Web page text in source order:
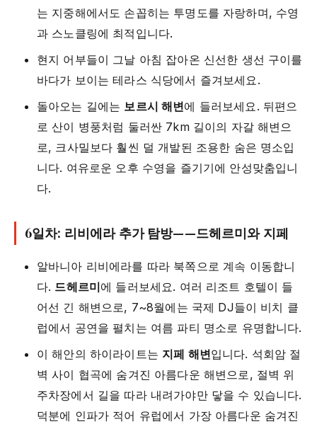
는 지중해에서도 손꼽히는 투명도를 자랑하며, 수영
과 스노클링에 최적입니다.
현지 어부들이 그날 아침 잡아온 신선한 생선 구이를
바다가 보이는 테라스 식당에서 즐겨보세요.
돌아오는 길에는 보르시 해변에 들러보세요. 뒤편으
로 산이 병풍처럼 둘러싼 7km 길이의 자갈 해변으
로, 크사밀보다 훨씬 덜 개발된 조용한 숨은 명소입
니다. 여유로운 오후 수영을 즐기기에 안성맞춤입니
다.
6일차: 리비에라 추가 탐방——드헤르미와 지페
알바니아 리비에라를 따라 북쪽으로 계속 이동합니
다. 드헤르미에 들러보세요. 여러 리조트 호텔이 들
어선 긴 해변으로, 7~8월에는 국제 DJ들이 비치 클
럽에서 공연을 펼치는 여름 파티 명소로 유명합니다.
이 해안의 하이라이트는 지페 해변입니다. 석회암 절
벽 사이 협곡에 숨겨진 아름다운 해변으로, 절벽 위
주차장에서 길을 따라 내려가야만 닿을 수 있습니다.
덕분에 인파가 적어 유럽에서 가장 아름다운 숨겨진